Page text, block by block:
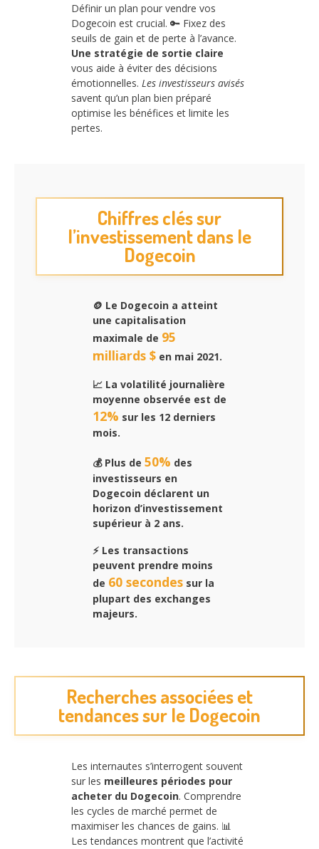
Définir un plan pour vendre vos
Dogecoin est crucial. 🔑 Fixez des
seuils de gain et de perte à l’avance.
Une stratégie de sortie claire
vous aide à éviter des décisions
émotionnelles. Les investisseurs avisés
savent qu’un plan bien préparé
optimise les bénéfices et limite les
pertes.
Chiffres clés sur
l’investissement dans le
Dogecoin
🪙 Le Dogecoin a atteint
une capitalisation
maximale de 95
milliards $ en mai 2021.
📈 La volatilité journalière
moyenne observée est de
12% sur les 12 derniers
mois.
💰 Plus de 50% des
investisseurs en
Dogecoin déclarent un
horizon d’investissement
supérieur à 2 ans.
⚡ Les transactions
peuvent prendre moins
de 60 secondes sur la
plupart des exchanges
majeurs.
Recherches associées et
tendances sur le Dogecoin
Les internautes s’interrogent souvent
sur les meilleures périodes pour
acheter du Dogecoin. Comprendre
les cycles de marché permet de
maximiser les chances de gains. 📊
Les tendances montrent que l’activité